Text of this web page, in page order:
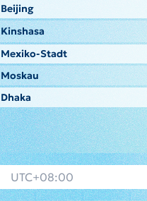
Beijing
Kinshasa
Mexiko-Stadt
Moskau
Dhaka